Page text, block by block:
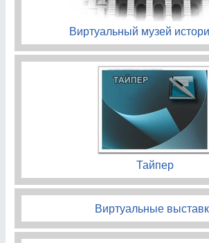
Виртуальный музей
Тайпер
Виртуальные